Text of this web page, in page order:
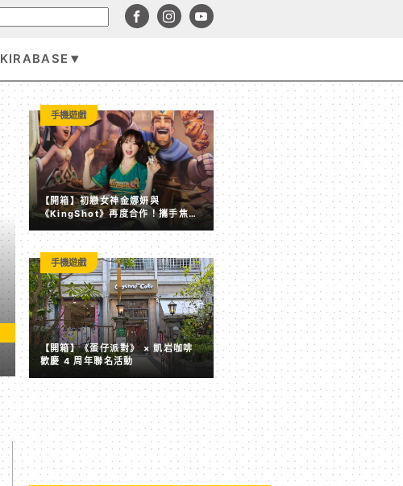
KIRABASE
手機遊戲
【開箱】《蛋仔派對》 × 凱岩咖啡 歡慶 4 周年聯名活動
【開箱】初戀女神金娜妍與
《KingShot》再度合作！攜手焦糖
楓、柒息地推出「國王燒烤節」活動
手機遊戲
【開箱】《蛋仔派對》 × 凱岩咖啡
歡慶 4 周年聯名活動
手機遊戲